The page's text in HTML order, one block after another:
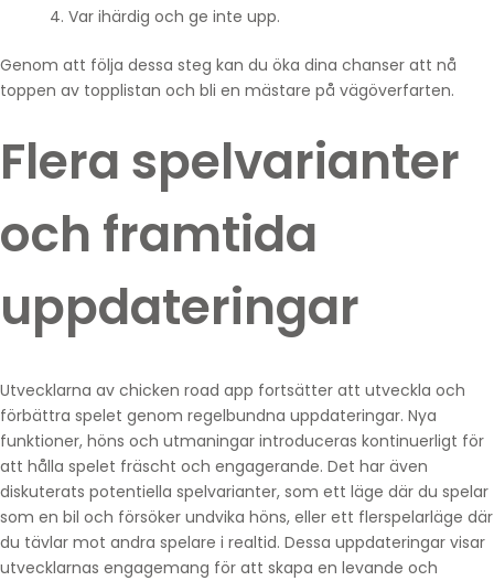
Var ihärdig och ge inte upp.
Genom att följa dessa steg kan du öka dina chanser att nå
toppen av topplistan och bli en mästare på vägöverfarten.
Flera spelvarianter
och framtida
uppdateringar
Utvecklarna av chicken road app fortsätter att utveckla och
förbättra spelet genom regelbundna uppdateringar. Nya
funktioner, höns och utmaningar introduceras kontinuerligt för
att hålla spelet fräscht och engagerande. Det har även
diskuterats potentiella spelvarianter, som ett läge där du spelar
som en bil och försöker undvika höns, eller ett flerspelarläge där
du tävlar mot andra spelare i realtid. Dessa uppdateringar visar
utvecklarnas engagemang för att skapa en levande och